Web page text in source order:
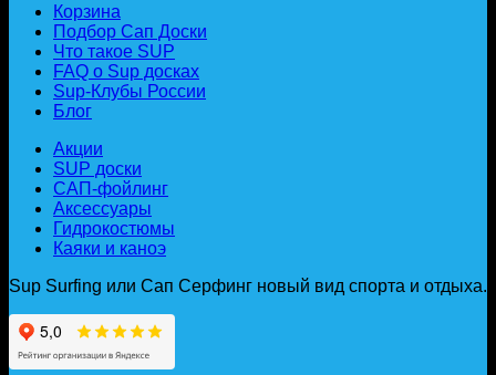
Корзина
Подбор Сап Доски
Что такое SUP
FAQ о Sup досках
Sup-Клубы России
Блог
Акции
SUP доски
САП-фойлинг
Аксессуары
Гидрокостюмы
Каяки и каноэ
Sup Surfing или Сап Серфинг новый вид спорта и отдыха.